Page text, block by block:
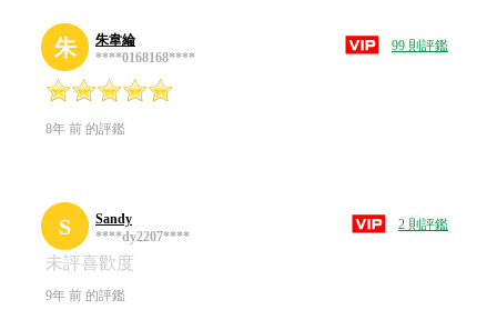
朱
朱韋綸
****0168168****
99 則評鑑
8年 前 的評鑑
S
Sandy
****dy2207****
2 則評鑑
未評喜歡度
9年 前 的評鑑